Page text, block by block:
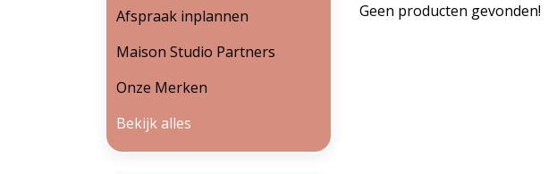
Geen producten gevonden!
Afspraak inplannen
Maison Studio Partners
Onze Merken
Bekijk alles